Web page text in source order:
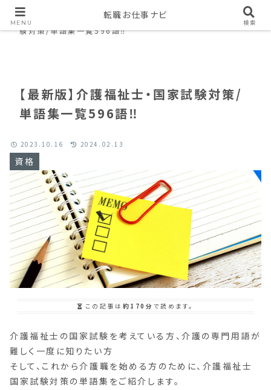
資格
【最新版】介護福祉士・国家試
験対策/単語集一覧596語‼︎
【最新版】介護福祉士・国家試験対策/
単語集一覧596語‼︎
資格
2023.10.16 2024.02.13
この記事は 約170分 で読めます。
介護福祉士の国家試験を考えている方、介護の専門用語が
難しく一度に知りたい方
そして、これから介護職を始める方のために、介護福祉士
国家試験対策の単語集をご紹介します。
MENU
転職お仕事ナビ
検索